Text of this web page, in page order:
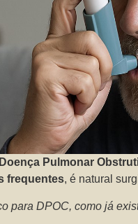
Pulmonar
frequentes, é natural
para DPOC, como já